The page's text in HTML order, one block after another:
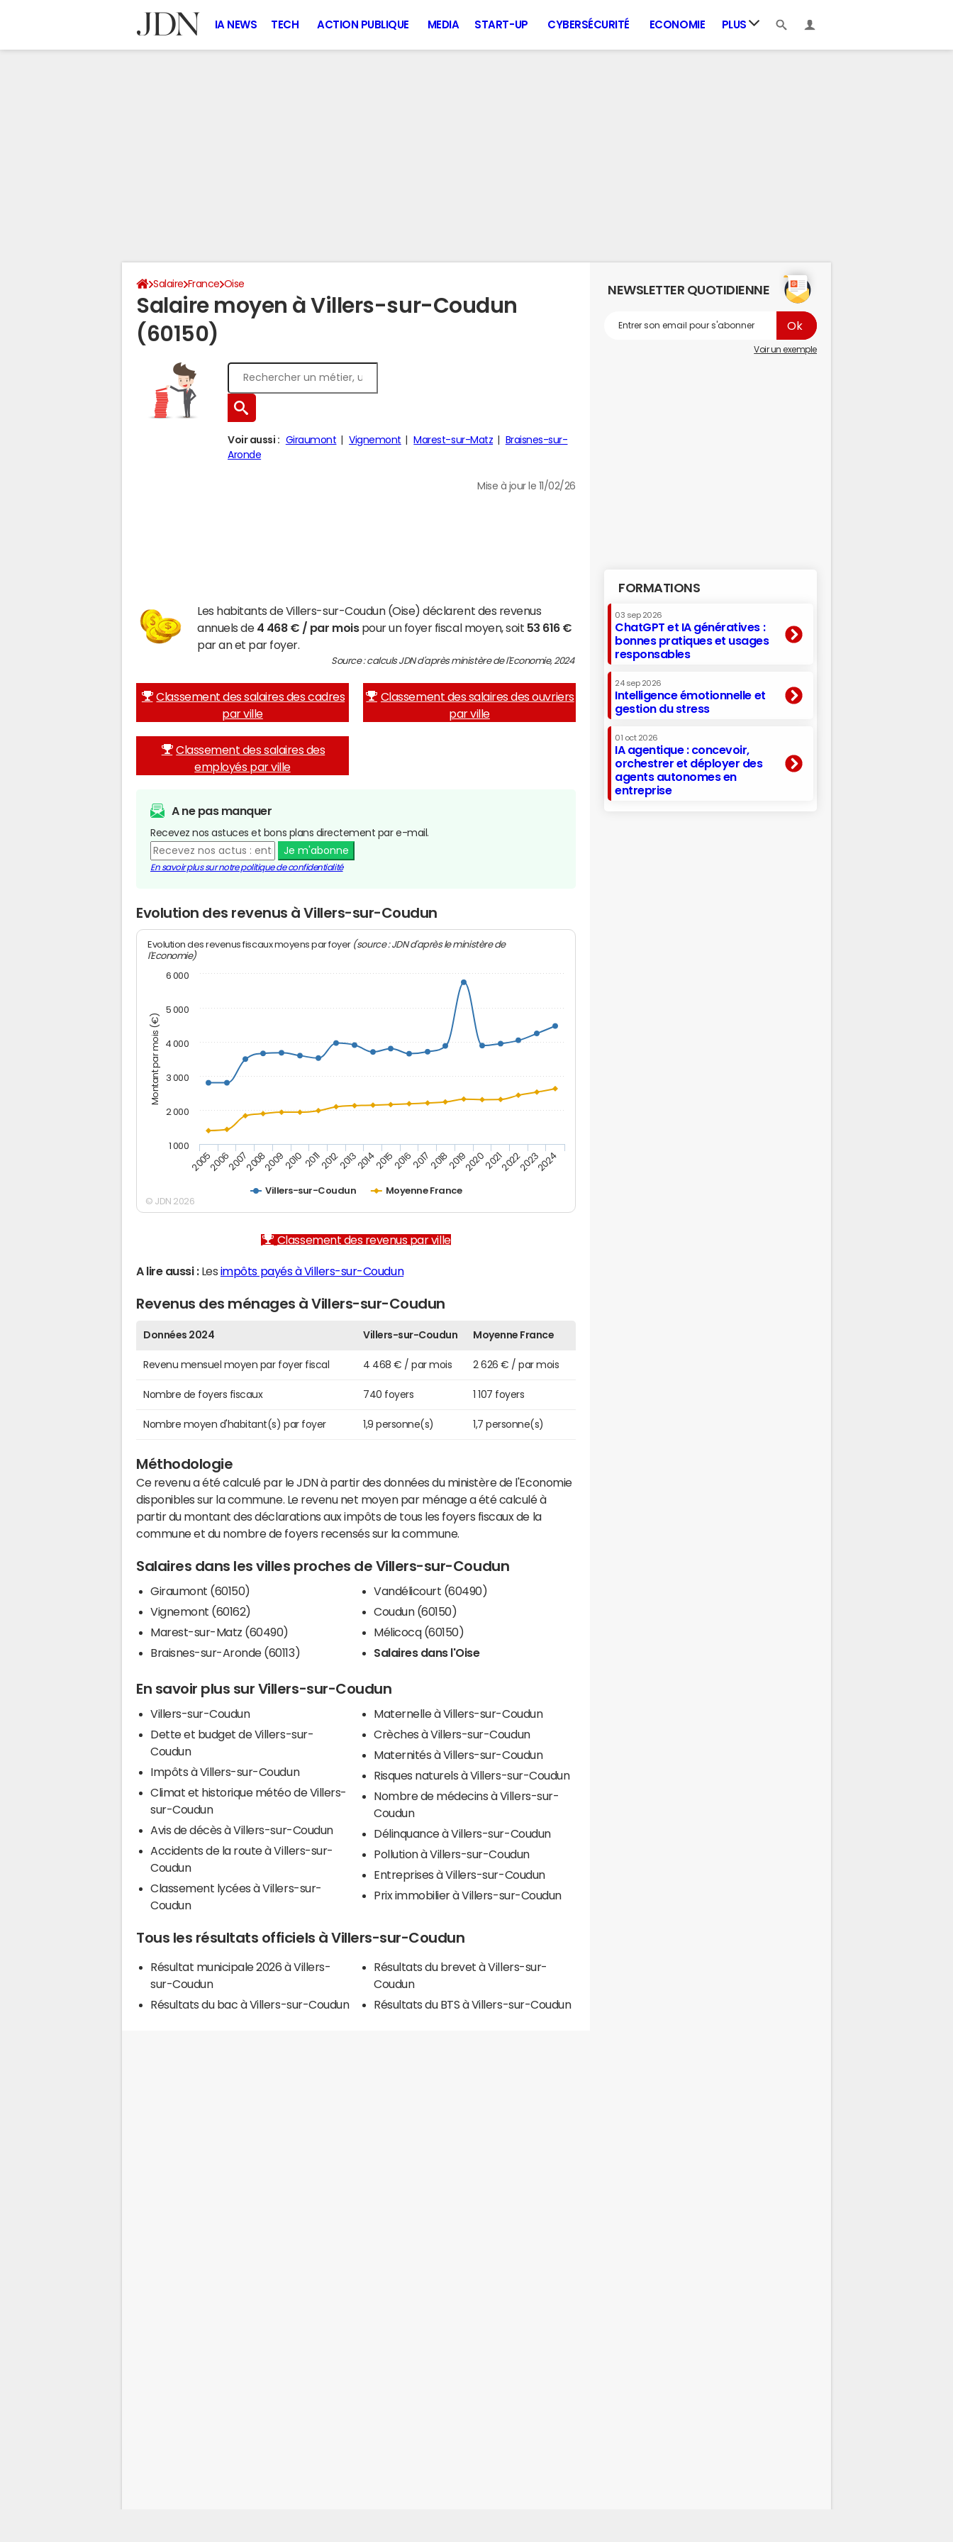
IA NEWS TECH ACTION PUBLIQUE MEDIA START-UP CYBERSÉCURITÉ ECONOMIE PLUS
Salaire France Oise
Salaire moyen à Villers-sur-Coudun
(60150)
Voir aussi : Giraumont Vignemont Marest-sur-Matz
Braisnes-sur-
Aronde
Mise à jour le 11/02/26
Les habitants de Villers-sur-Coudun (Oise) déclarent des revenus
annuels de 4 468 € / par moispour un foyer fiscal moyen, soit 53 616 €
par an et par foyer.
Source : calculs JDN d'après ministère de l'Economie, 2024
Classement des salaires des cadres
par ville
Classement des salaires des ouvriers
par ville
Classement des salaires des
employés par ville
A ne pas manquer
Recevez nos astuces et bons plans directement par e-mail.
Je m'abonne
En savoir plus sur notre politique de confidentialité
Evolution des revenus à Villers-sur-Coudun
Montant par mois (€)
Evolution des revenus fiscaux moyens par foyer (source : JDN d'après le ministère de
l'Economie)
Villers-sur-Coudun Moyenne France
200520062007200820092010 20112012201320142015201620172018201920202021202220232024
1 000
2 000
3 000
4 000
5 000
6 000
© JDN 2026
Classement des revenus par ville
A lire aussi :Les impôts payés à Villers-sur-Coudun
Revenus des ménages à Villers-sur-Coudun
Données 2024 Villers-sur-Coudun Moyenne France
Revenu mensuel moyen par foyer fiscal 4 468 € / par mois 2 626 € / par mois
Nombre de foyers fiscaux 740 foyers 1 107 foyers
Nombre moyen d'habitant(s) par foyer 1,9 personne(s) 1,7 personne(s)
Méthodologie
Ce revenu a été calculé par le JDN à partir des données du ministère de l'Economie
disponibles sur la commune. Le revenu net moyen par ménage a été calculé à
partir du montant des déclarations aux impôts de tous les foyers fiscaux de la
commune et du nombre de foyers recensés sur la commune.
Salaires dans les villes proches de Villers-sur-Coudun
Giraumont (60150)
Vignemont (60162)
Marest-sur-Matz (60490)
Braisnes-sur-Aronde (60113)
Vandélicourt (60490)
Coudun (60150)
Mélicocq (60150)
Salaires dans l'Oise
En savoir plus sur Villers-sur-Coudun
Villers-sur-Coudun
Dette et budget de Villers-sur-
Coudun
Impôts à Villers-sur-Coudun
Climat et historique météo de Villers-
sur-Coudun
Avis de décès à Villers-sur-Coudun
Accidents de la route à Villers-sur-
Coudun
Classement lycées à Villers-sur-
Coudun
Maternelle à Villers-sur-Coudun
Crèches à Villers-sur-Coudun
Maternités à Villers-sur-Coudun
Risques naturels à Villers-sur-Coudun
Nombre de médecins à Villers-sur-
Coudun
Délinquance à Villers-sur-Coudun
Pollution à Villers-sur-Coudun
Entreprises à Villers-sur-Coudun
Prix immobilier à Villers-sur-Coudun
Tous les résultats officiels à Villers-sur-Coudun
Résultat municipale 2026 à Villers-
sur-Coudun
Résultats du bac à Villers-sur-Coudun
Résultats du brevet à Villers-sur-
Coudun
Résultats du BTS à Villers-sur-Coudun
NEWSLETTER QUOTIDIENNE
Voir un exemple
FORMATIONS
03 sep 2026
ChatGPT et IA génératives :
bonnes pratiques et usages
responsables
24 sep 2026
Intelligence émotionnelle et
gestion du stress
01 oct 2026
IA agentique : concevoir,
orchestrer et déployer des
agents autonomes en
entreprise